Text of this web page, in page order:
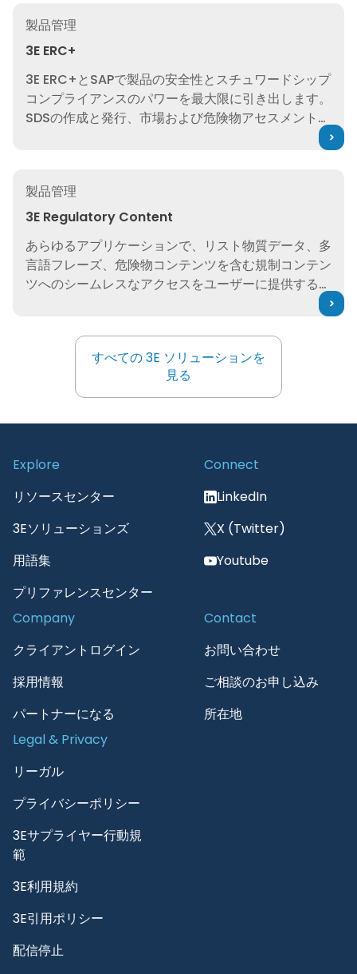
3E ERC+
3E ERC+とSAPで製品の安全性とスチュワードシップ
コンプライアンスのパワーを最大限に引き出します。
SDSの作成と発行、市場および危険物アセスメントの
3E ERC+
製品管理
3E Regulatory Content
あらゆるアプリケーションで、リスト物質データ、多
言語フレーズ、危険物コンテンツを含む規制コンテン
ツへのシームレスなアクセスをユーザーに提供するよ
うに設計された強力なツールを使用して、コンプライ
アンスを合理化します。
3E Regulatory Content
すべての 3E ソリューションを
すべての 3E ソリューションを
Explore
リソースセンター
3Eソリューションズ
用語集
プリファレンスセンター
Connect
LinkedIn
X (Twitter)
Company
クライアントログイン
採用情報
パートナーになる
Contact
お問い合わせ
ご相談のお申し込み
Legal & Privacy
リーガル
プライバシーポリシー
範
3E利用規約
3E引用ポリシー